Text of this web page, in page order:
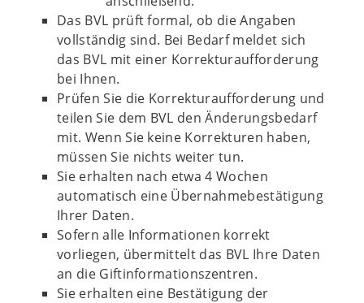
Das BVL prüft formal, ob die Angaben
vollständig sind. Bei Bedarf meldet sich
das BVL mit einer Korrekturaufforderung
bei Ihnen.
Prüfen Sie die Korrekturaufforderung und
teilen Sie dem BVL den Änderungsbedarf
mit. Wenn Sie keine Korrekturen haben,
müssen Sie nichts weiter tun.
Sie erhalten nach etwa 4 Wochen
automatisch eine Übernahmebestätigung
Ihrer Daten.
Sofern alle Informationen korrekt
vorliegen, übermittelt das BVL Ihre Daten
an die Giftinformationszentren.
Sie erhalten eine Bestätigung der